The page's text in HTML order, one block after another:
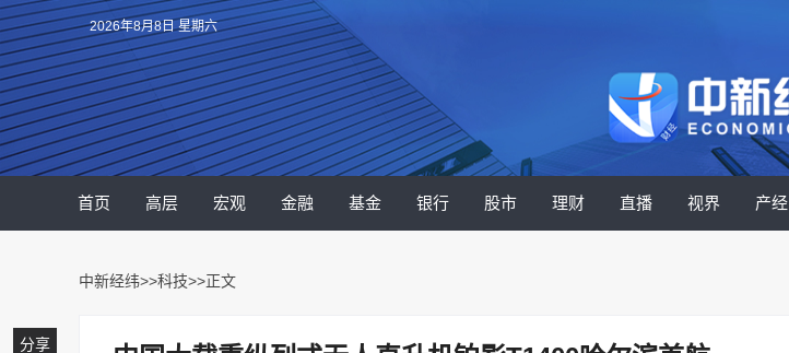
分享
2026年8月8日 星期六
首页 高层 宏观 金融 基金 银行 股市 理财 直播 视界 产经
中新经纬>>科技>>正文